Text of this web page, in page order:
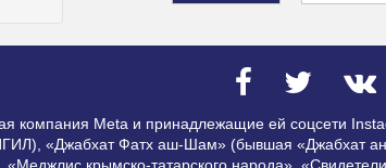
компания Meta и принадлежащие ей соцсети
«Джабхат Фатх аш-Шам» (бывшая «Джабхат
крымско-татарского народа»,